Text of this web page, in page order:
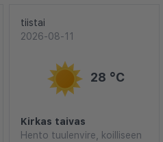
tiistai
2026-08-11
28 °C
Kirkas taivas
Hento tuulenvire, koilliseen